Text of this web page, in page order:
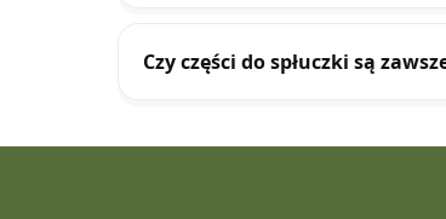
Czy części do spłuczki są